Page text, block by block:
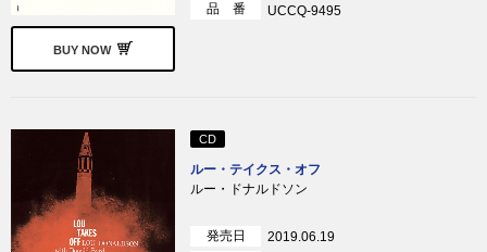
BUY NOW
品 番
UCCQ-9495
CD
ルー・テイクス・オフ
ルー・ドナルドソン
発売日
2019.06.19